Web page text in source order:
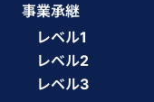
事業承継
レベル1
レベル2
レベル3